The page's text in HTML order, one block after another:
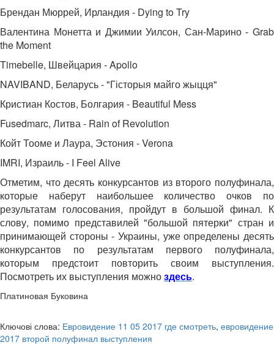
Брендан Мюррей, Ирландия - Dying to Try
Валентина Монетта и Джимии Уилсон, Сан-Марино - Grab
the Moment
Timebelle, Швейцария - Apollo
NAVIBAND, Беларусь - "Гісторыя майго жыцця"
Кристиан Костов, Болгария - Beautiful Mess
Fusedmarc, Литва - Rain of Revolution
Койт Тооме и Лаура, Эстония - Verona
IMRI, Израиль - I Feel Alive
Отметим, что десять конкурсантов из второго полуфинала,
которые наберут наибольшее количество очков по
результатам голосования, пройдут в большой финал. К
слову, помимо представилей "большой пятерки" стран и
принимающей стороны - Украины, уже определены десять
конкурсантов по результатам первого полуфинала,
которым предстоит повторить своим выступления.
Посмотреть их выступления можноздесь.
Платиновая Буковина
Ключові слова: Евровидение 11 05 2017 где смотреть, евровидение
2017 второй полуфинал выступления